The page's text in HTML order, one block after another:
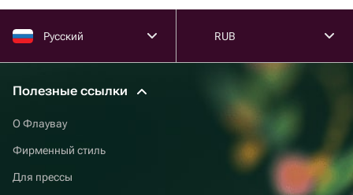
Русский RUB
Полезные ссылки
О Флаувау
Фирменный стиль
Для прессы